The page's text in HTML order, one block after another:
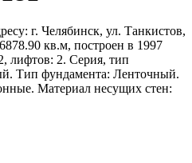
г. Челябинск, ул. Танкистов,
кв.м, построен в 1997
лифтов: 2. Серия, тип
Тип фундамента: Ленточный.
Материал несущих стен: